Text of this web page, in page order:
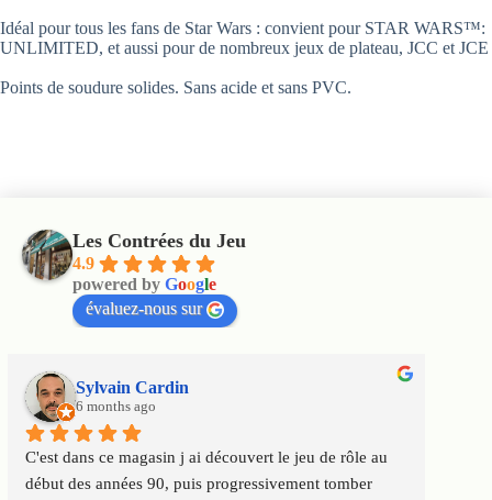
Idéal pour tous les fans de Star Wars : convient pour STAR WARS™:
UNLIMITED, et aussi pour de nombreux jeux de plateau, JCC et JCE
Points de soudure solides. Sans acide et sans PVC.
Les Contrées du Jeu
4.9
powered by Google
évaluez-nous sur
Sylvain Cardin
6 months ago
C'est dans ce magasin j ai découvert le jeu de rôle au
début des années 90, puis progressivement tomber